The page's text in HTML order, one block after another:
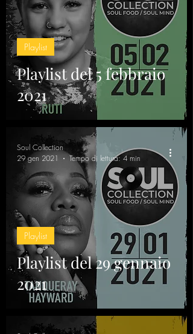
Playlist del 5 febbraio
2021
Playlist
Playlist del 29 gennaio
2021
Playlist
Soul Collection
29 gen 2021
Tempo di lettura: 4 min